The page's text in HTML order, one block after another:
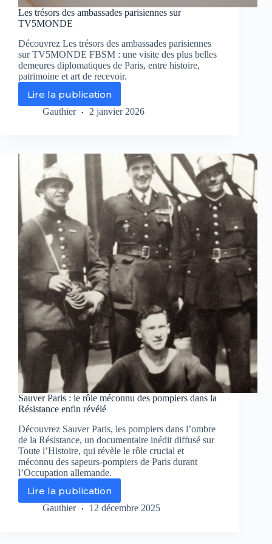
Les trésors des ambassades parisiennes sur
TV5MONDE
Découvrez Les trésors des ambassades parisiennes
sur TV5MONDE FBSM : une visite des plus belles
demeures diplomatiques de Paris, entre histoire,
patrimoine et art de recevoir.
Lire la publication
Les
trésors
sur
TV5MONDE
Gauthier 2 janvier 2026
Sauver Paris : le rôle méconnu des pompiers dans la
Résistance enfin révélé
Découvrez Sauver Paris, les pompiers dans l’ombre
de la Résistance, un documentaire inédit diffusé sur
Toute l’Histoire, qui révèle le rôle crucial et
méconnu des sapeurs-pompiers de Paris durant
l’Occupation allemande.
Lire la publication
Sauver
Paris
Gauthier 12 décembre 2025